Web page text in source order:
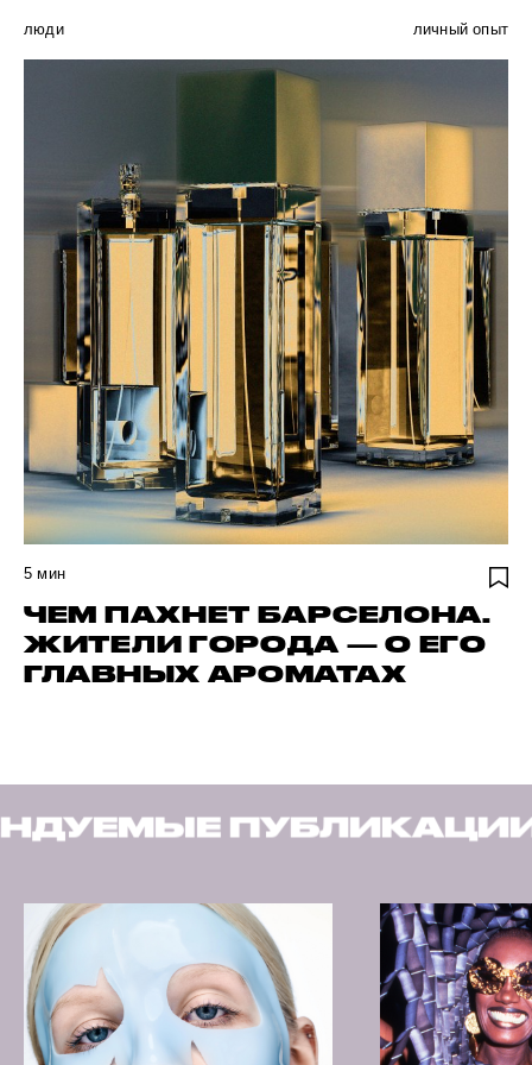
люди личный опыт
5 мин
ЧЕМ ПАХНЕТ БАРСЕЛОНА.
ЖИТЕЛИ ГОРОДА — О ЕГО
ГЛАВНЫХ АРОМАТАХ